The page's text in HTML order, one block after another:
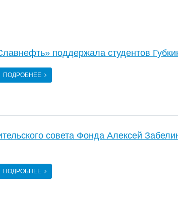
поддержала студентов
ПОДРОБНЕЕ
совета Фонда Алексей
ПОДРОБНЕЕ